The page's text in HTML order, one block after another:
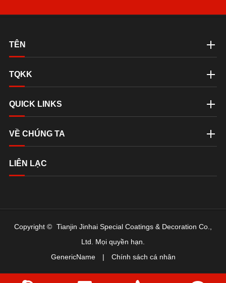
TÊN
TQKK
QUICK LINKS
VỀ CHÚNG TA
LIÊN LẠC
Copyright © Tianjin Jinhai Special Coatings & Decoration Co.,
Ltd.
Mọi quyền hạn.
GenericName
| Chính sách cá nhân